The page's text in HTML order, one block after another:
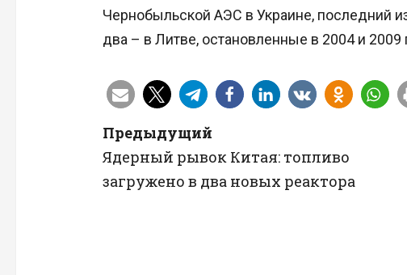
Чернобыльской АЭС в Украине, последний
два – в Литве, остановленные в 2004 и 2009
Н
а
Предыдущий
Ядерный рывок Китая: топливо
загружено в два новых реактора